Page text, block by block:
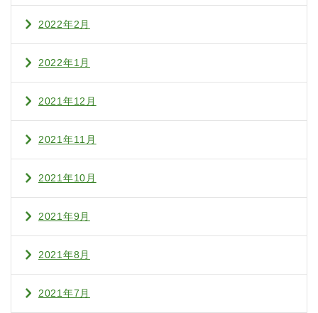
2022年2月
2022年1月
2021年12月
2021年11月
2021年10月
2021年9月
2021年8月
2021年7月